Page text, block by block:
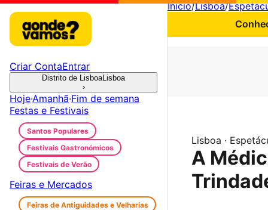
Início/Lisboa/
Lisboa ·
A
Criar ContaEntrar
Distrito de LisboaLisboa
›
Hoje·Amanhã·Fim de semana
Festas e Festivais
Santos Populares
Festivais Gastronómicos
Festivais de Verão
Feiras e Mercados
Feiras de Antiguidades e Velharias